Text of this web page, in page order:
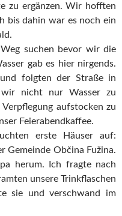
zu ergänzen. Wir hofften
bis dahin war es noch ein
suchen bevor wir die
gab es hier nirgends.
folgten der Straße in
nicht nur Wasser zu
aufstocken zu
Feierabendkaffee.
erste Häuser auf:
Gemeinde Občina Fužina.
herum. Ich fragte nach
unsere Trinkflaschen
sie und verschwand im